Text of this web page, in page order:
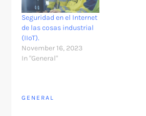
Seguridad en el Internet
de las cosas industrial
(IIoT).
November 16, 2023
In "General"
GENERAL